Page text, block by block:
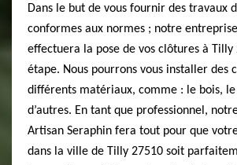
Dans le but de vous fournir des travaux
conformes aux normes ; notre
effectuera la pose de vos clôtures à
étape. Nous pourrons vous installer des
différents matériaux, comme : le bois, le
d’autres. En tant que professionnel,
Artisan Seraphin fera tout pour que
dans la ville de Tilly 27510 soit